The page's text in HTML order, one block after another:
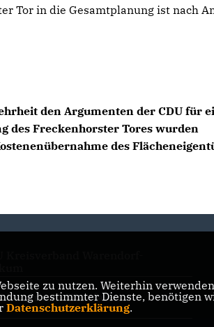
Tor in die Gesamtplanung ist nach
den Argumenten der CDU für
des Freckenhorster Tores wurden
des
Nordrhein-Westfalen
zu nutzen. Weiterhin
bestimmter Dienste, benötigen
Datenschutzerklärung.